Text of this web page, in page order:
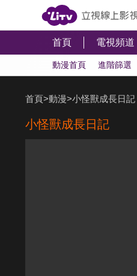
首頁 電視頻道
動漫首頁 進階篩選
首頁>動漫>小怪獸成長日記
小怪獸成長日記